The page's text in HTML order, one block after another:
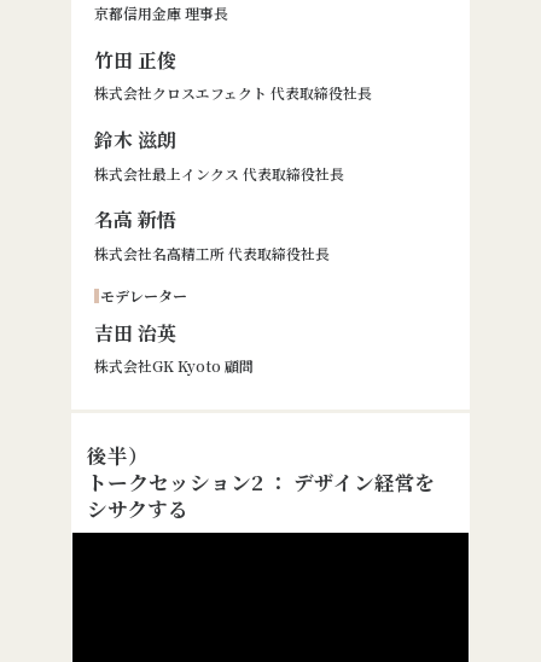
京都信用金庫 理事長
竹田 正俊
株式会社クロスエフェクト 代表取締役社長
鈴木 滋朗
株式会社最上インクス 代表取締役社長
名高 新悟
株式会社名高精工所 代表取締役社長
モデレーター
吉田 治英
株式会社GK Kyoto 顧問
後半）
トークセッション2 ： デザイン経営を
シサクする